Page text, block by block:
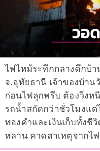
ไฟไหม้ระทึกกลางดึกบ้
จ.อุทัยธานี เจ้าของบ้าน
ก่อนไฟลุกพรึบ ต้องวิ่งห
รถน้ำสกัดกว่าชั่วโมงแ
ทองคำและเงินเก็บทั้งชี
หลาน คาดสาเหตุจากไ